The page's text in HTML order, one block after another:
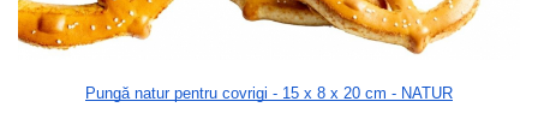
Pungă natur pentru covrigi - 15 x 8 x 20 cm - NATUR